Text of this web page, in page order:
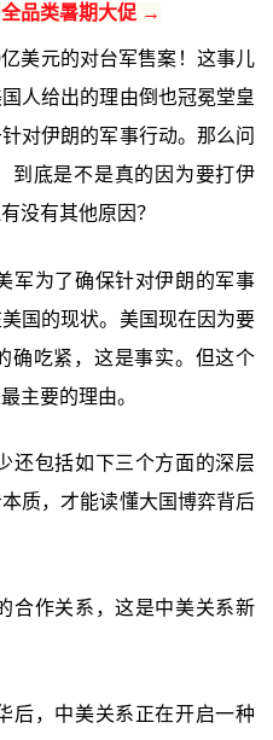
品类暑期大促 →
美元的对台军售案！这事儿
人给出的理由倒也冠冕堂皇
对伊朗的军事行动。那么问
到底是不是真的因为要打伊
没有其他原因？
军为了确保针对伊朗的军事
国的现状。美国现在因为要
确吃紧，这是事实。但这个
主要的理由。
还包括如下三个方面的深层
质，才能读懂大国博弈背后
合作关系，这是中美关系新
后，中美关系正在开启一种